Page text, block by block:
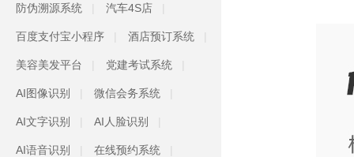
防伪溯源系统 汽车4S店
百度支付宝小程序 酒店预订系统
美容美发平台 党建考试系统
AI图像识别 微信会务系统
AI文字识别 AI人脸识别
AI语音识别 在线预约系统